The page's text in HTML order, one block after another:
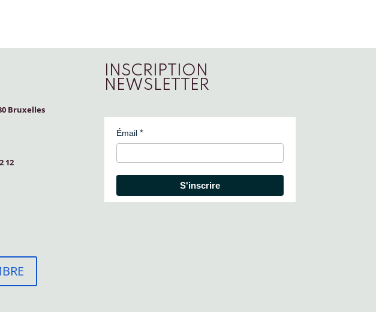
Bruxelles
12
INSCRIPTION
NEWSLETTER
Émail
S'inscrire